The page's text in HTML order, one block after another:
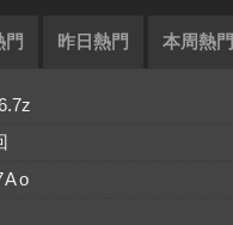
門 昨日熱門 本周熱門